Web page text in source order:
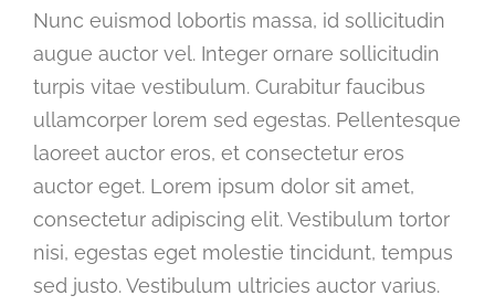
Nunc euismod lobortis massa, id sollicitudin
augue auctor vel. Integer ornare sollicitudin
turpis vitae vestibulum. Curabitur faucibus
ullamcorper lorem sed egestas. Pellentesque
laoreet auctor eros, et consectetur eros
auctor eget. Lorem ipsum dolor sit amet,
consectetur adipiscing elit. Vestibulum tortor
nisi, egestas eget molestie tincidunt, tempus
sed justo. Vestibulum ultricies auctor varius.